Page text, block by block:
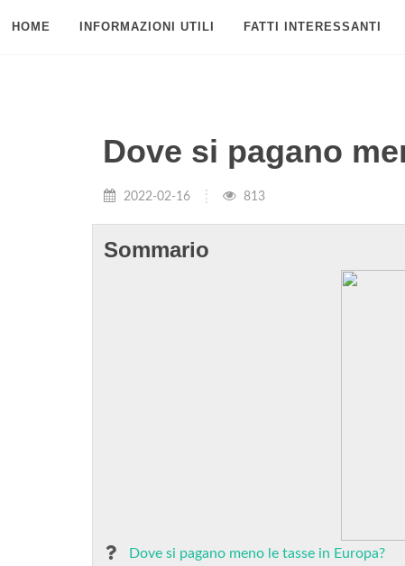
HOME INFORMAZIONI UTILI FATTI INTERESSANTI
Dove si pagano
2022-02-16 813
Sommario
Dove si pagano meno le tasse in Europa?